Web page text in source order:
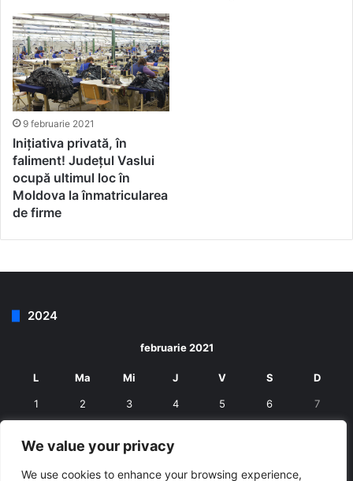
We value your privacy
We use cookies to enhance your browsing experience,
9 februarie 2021
Inițiativa privată, în
faliment! Județul Vaslui
ocupă ultimul loc în
Moldova la înmatricularea
de firme
2024
februarie 2021
L Ma Mi J V S D
1 2 3 4 5 6 7
8
15 16 17 18 19 20